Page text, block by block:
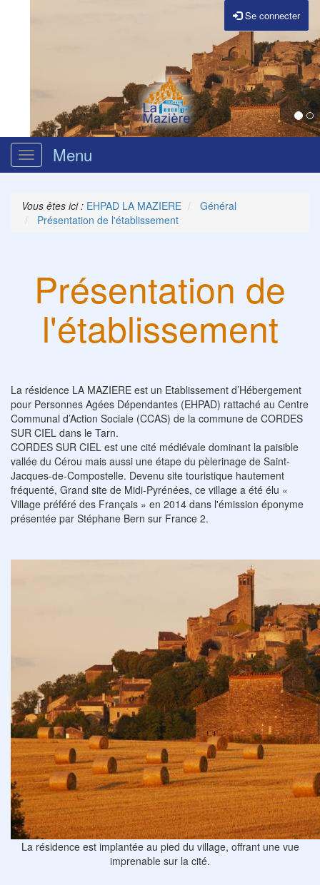
Se connecter
Ouvrir
le
Menu
Vous êtes ici : EHPAD LA MAZIERE
Général
Présentation de l'établissement
Présentation de
l'établissement
La résidence LA MAZIERE est un Etablissement d’Hébergement
pour Personnes Agées Dépendantes (EHPAD) rattaché au Centre
Communal d’Action Sociale (CCAS) de la commune de CORDES
SUR CIEL dans le Tarn.
CORDES SUR CIEL est une cité médiévale dominant la paisible
vallée du Cérou mais aussi une étape du pèlerinage de Saint-
Jacques-de-Compostelle. Devenu site touristique hautement
fréquenté, Grand site de Midi-Pyrénées, ce village a été élu «
Village préféré des Français » en 2014 dans l'émission éponyme
présentée par Stéphane Bern sur France 2.
La résidence est implantée au pied du village, offrant une vue
imprenable sur la cité.